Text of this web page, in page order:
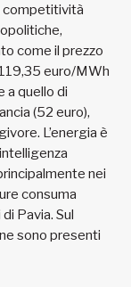
competitività
come il prezzo
euro/MWh
a quello di
(52 euro),
L’energia è
nei
consuma
Pavia. Sul
sono presenti